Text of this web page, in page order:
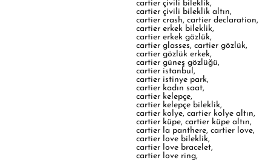
cartier çivili bileklik,
cartier çivili bileklik altın,
cartier crash, cartier declaration,
cartier erkek bileklik,
cartier erkek gözlük,
cartier glasses, cartier gözlük,
cartier gözlük erkek,
cartier güneş gözlüğü,
cartier istanbul ,
cartier istinye park,
cartier kadın saat,
cartier kelepçe,
cartier kelepçe bileklik,
cartier kolye, cartier kolye altın,
cartier küpe, cartier küpe altın,
cartier la panthere, cartier love,
cartier love bileklik,
cartier love bracelet,
cartier love ring,